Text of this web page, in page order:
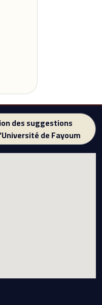
des suggestions
de Fayoum